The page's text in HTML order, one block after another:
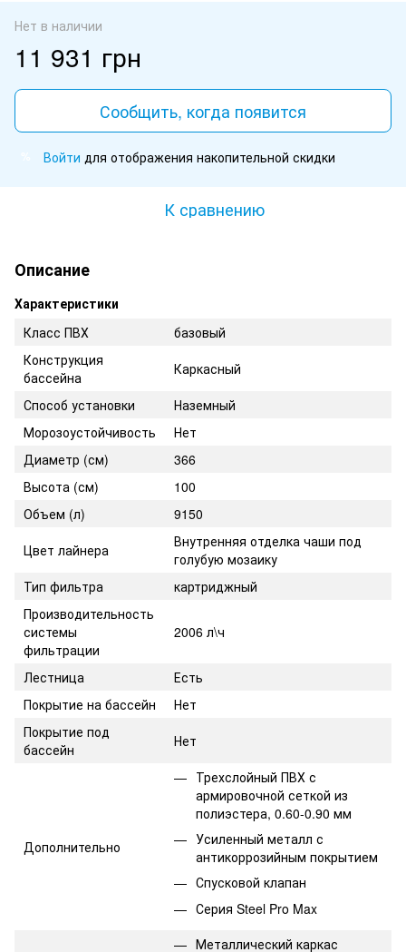
Нет в наличии
11 931 грн
Сообщить, когда появится
Войти для отображения накопительной скидки
К сравнению
Описание
Характеристики
Класс ПВХ
базовый
Конструкция
бассейна
Каркасный
Способ установки
Наземный
Морозоустойчивость
Нет
Диаметр (см)
366
Высота (см)
100
Объем (л)
9150
Цвет лайнера
Внутренняя отделка чаши под
голубую мозаику
Тип фильтра
картриджный
Производительность
системы
фильтрации
2006 л\ч
Лестница
Есть
Покрытие на бассейн
Нет
Покрытие под
бассейн
Нет
Дополнительно
Трехслойный ПВХ с
армировочной сеткой из
полиэстера, 0.60-0.90 мм
Усиленный металл с
антикоррозийным покрытием
Спусковой клапан
Серия Steel Pro Max
Металлический каркас